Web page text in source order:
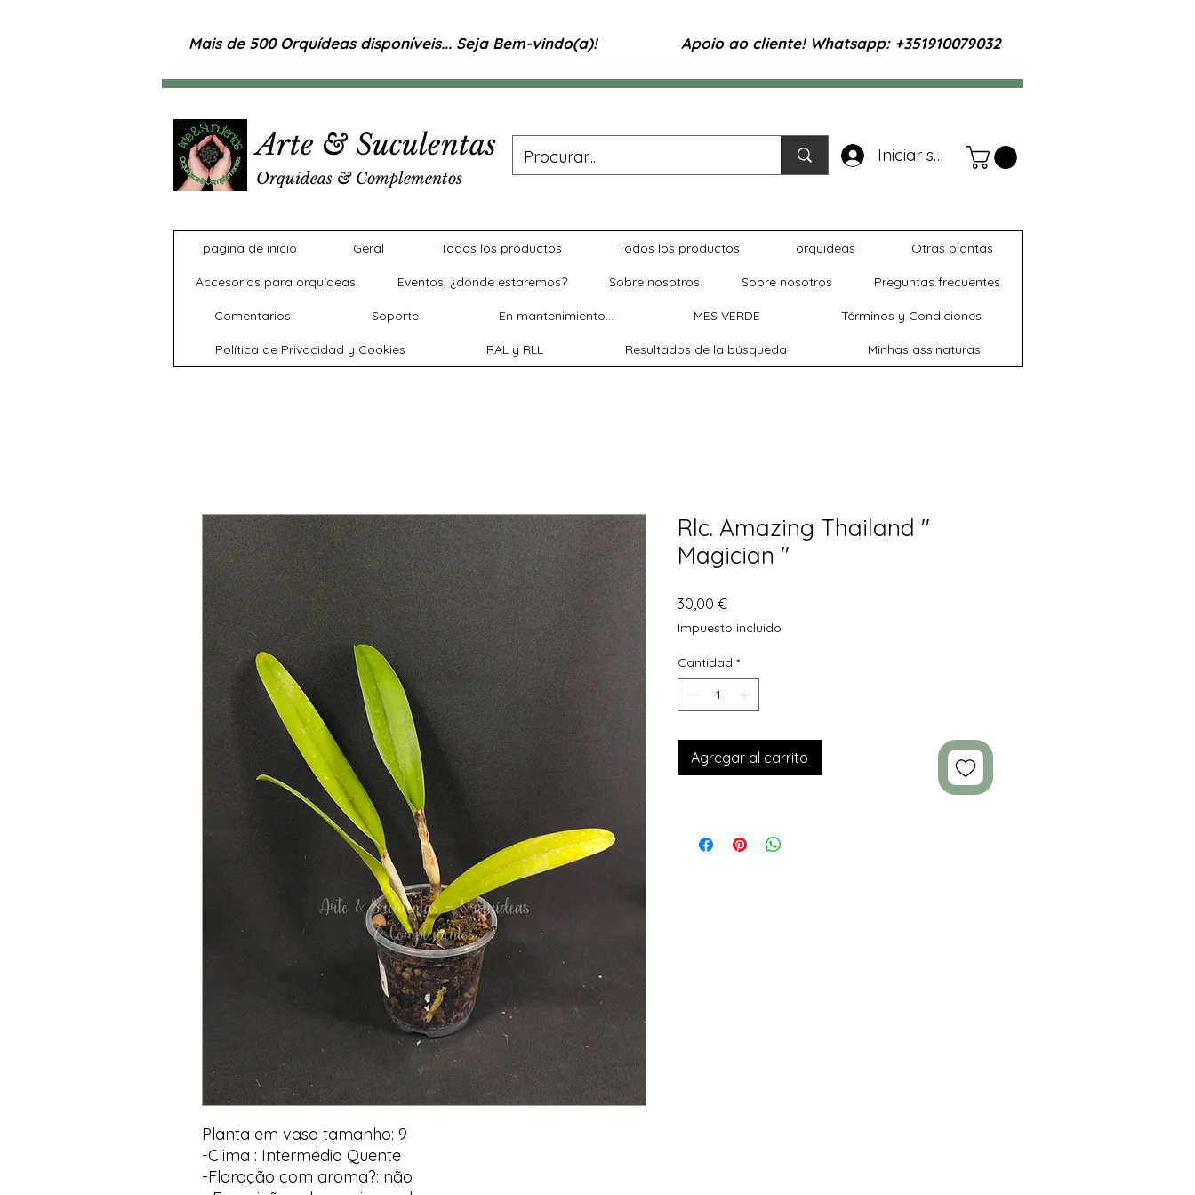
Mais de 500 Orquídeas disponíveis... Seja Bem-vindo(a)! Apoio ao cliente! Whatsapp: +351910079032
Arte & Suculentas
Orquídeas & Complementos
Iniciar sesión
pagina de inicio Geral Todos los productos Todos los productos orquideas Otras plantas
Accesorios para orquídeas Eventos, ¿dónde estaremos? Sobre nosotros Sobre nosotros Preguntas frecuentes
Comentarios Soporte En mantenimiento... MES VERDE Términos y Condiciones
Política de Privacidad y Cookies RAL y RLL Resultados de la búsqueda Minhas assinaturas
Planta em vaso tamanho: 9
-Clima : Intermédio Quente
-Floração com aroma?: não
Rlc. Amazing Thailand "
Magician "
30,00 €Precio
Impuesto incluido
Cantidad *
Agregar al carrito